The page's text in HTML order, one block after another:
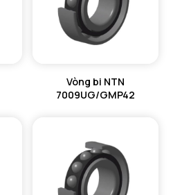
Vòng bi NTN
7009UG/GMP42